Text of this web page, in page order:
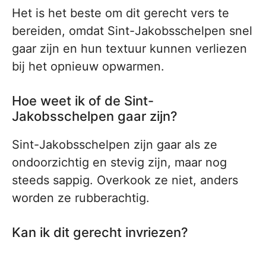
Het is het beste om dit gerecht vers te
bereiden, omdat Sint-Jakobsschelpen snel
gaar zijn en hun textuur kunnen verliezen
bij het opnieuw opwarmen.
Hoe weet ik of de Sint-
Jakobsschelpen gaar zijn?
Sint-Jakobsschelpen zijn gaar als ze
ondoorzichtig en stevig zijn, maar nog
steeds sappig. Overkook ze niet, anders
worden ze rubberachtig.
Kan ik dit gerecht invriezen?